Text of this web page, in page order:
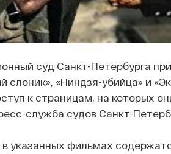
суд Санкт-Петербурга
слоник», «Ниндзя-убийца» и
к страницам, на которых
служба судов Санкт-
указанных фильмах